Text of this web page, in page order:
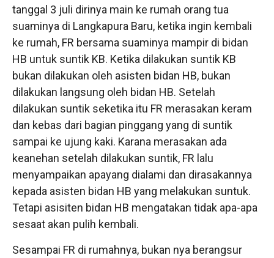
tanggal 3 juli dirinya main ke rumah orang tua
suaminya di Langkapura Baru, ketika ingin kembali
ke rumah, FR bersama suaminya mampir di bidan
HB untuk suntik KB. Ketika dilakukan suntik KB
bukan dilakukan oleh asisten bidan HB, bukan
dilakukan langsung oleh bidan HB. Setelah
dilakukan suntik seketika itu FR merasakan keram
dan kebas dari bagian pinggang yang di suntik
sampai ke ujung kaki. Karana merasakan ada
keanehan setelah dilakukan suntik, FR lalu
menyampaikan apayang dialami dan dirasakannya
kepada asisten bidan HB yang melakukan suntuk.
Tetapi asisiten bidan HB mengatakan tidak apa-apa
sesaat akan pulih kembali.
Sesampai FR di rumahnya, bukan nya berangsur